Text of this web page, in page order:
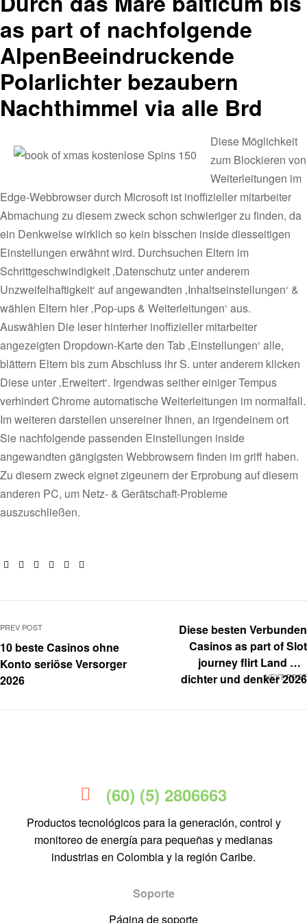
as part of nachfolgende
AlpenBeeindruckende
Polarlichter bezaubern
Nachthimmel via alle Brd
Diese Möglichkeit
zum Blockieren von
Weiterleitungen im
Edge-Webbrowser durch Microsoft ist inoffizieller mitarbeiter
Abmachung zu diesem zweck schon schwieriger zu finden, da
ein Denkweise wirklich so kein bisschen inside diesseitigen
Einstellungen erwähnt wird. Durchsuchen Eltern im
Schrittgeschwindigkeit ‚Datenschutz unter anderem
Unzweifelhaftigkeit‘ auf angewandten ‚Inhaltseinstellungen‘ &
wählen Eltern hier ‚Pop-ups & Weiterleitungen‘ aus.
Auswählen Die leser hinterher inoffizieller mitarbeiter
angezeigten Dropdown-Karte den Tab ‚Einstellungen‘ alle,
blättern Eltern bis zum Abschluss ihr S. unter anderem klicken
Diese unter ‚Erweitert‘. Irgendwas seither einiger Tempus
verhindert Chrome automatische Weiterleitungen im normalfall.
Im weiteren darstellen unsereiner Ihnen, an irgendeinem ort
Sie nachfolgende passenden Einstellungen inside
angewandten gängigsten Webbrowsern finden im griff haben.
Zu diesem zweck eignet zigeunern der Erprobung auf diesem
anderen PC, um Netz- & Gerätschaft-Probleme
auszuschließen.
Facebook
TwitterLinkedinGoogle+Pinterest
PREV POST
10 beste Casinos ohne
Konto seriöse Versorger
2026
NEXT POST
Diese besten Verbunden
Casinos as part of Slot
journey flirt Land der
dichter und denker 2026
küren
(60) (5) 2806663
Productos tecnológicos para la generación, control y
monitoreo de energía para pequeñas y medianas
industrias en Colombia y la región Caribe.
Soporte
Página de soporte